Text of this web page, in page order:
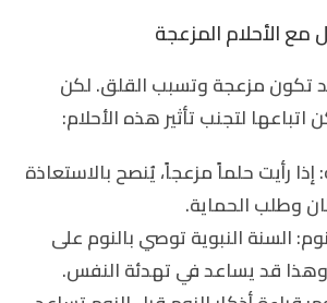
تكون مزعجة وتسبب القلق. لكن
لتجنب تأثير هذه الأحلام:
: إذا رأيت حلماً مزعجاً، يُنصح بالاستعاذة
وطلب الحماية.
: السنة النبوية توصي بالنوم على
وهذا قد يساعد في تهدئة النفس.